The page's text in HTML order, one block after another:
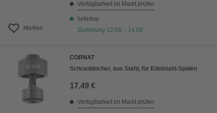
Merken
Verfügbarkeit im Markt prüfen
lieferbar
Zustellung 12.08. - 14.08.
CORNAT
Schraublocher, aus Stahl, für Edelstahl-Spülen
17,49 €
Verfügbarkeit im Markt prüfen